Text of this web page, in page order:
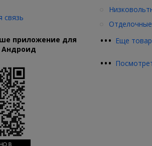
связь
приложение для
Андроид
••• Еще
•••